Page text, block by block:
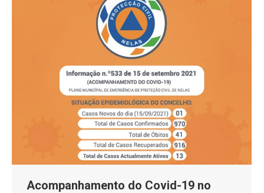
Acompanhamento do Covid-19 no